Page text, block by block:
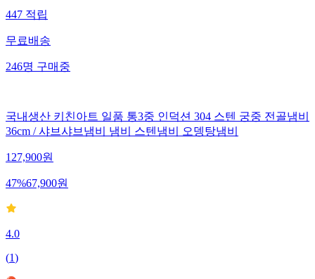
447적립
무료배송
246명구매중
국내생산 키친아트 일품 통3중 인덕션 304 스텐 궁중 전골냄비
36cm / 샤브샤브냄비 냄비 스텐냄비 오뎅탕냄비
127,900원
47%67,900원
4.0
(1)